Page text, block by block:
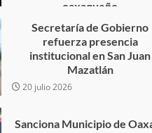
20 julio 2026
Sanciona Municipio de
de Juárez caso de maltrato
animal tras denuncia
16 julio 2026
Detienen a Ernesto Ruffo